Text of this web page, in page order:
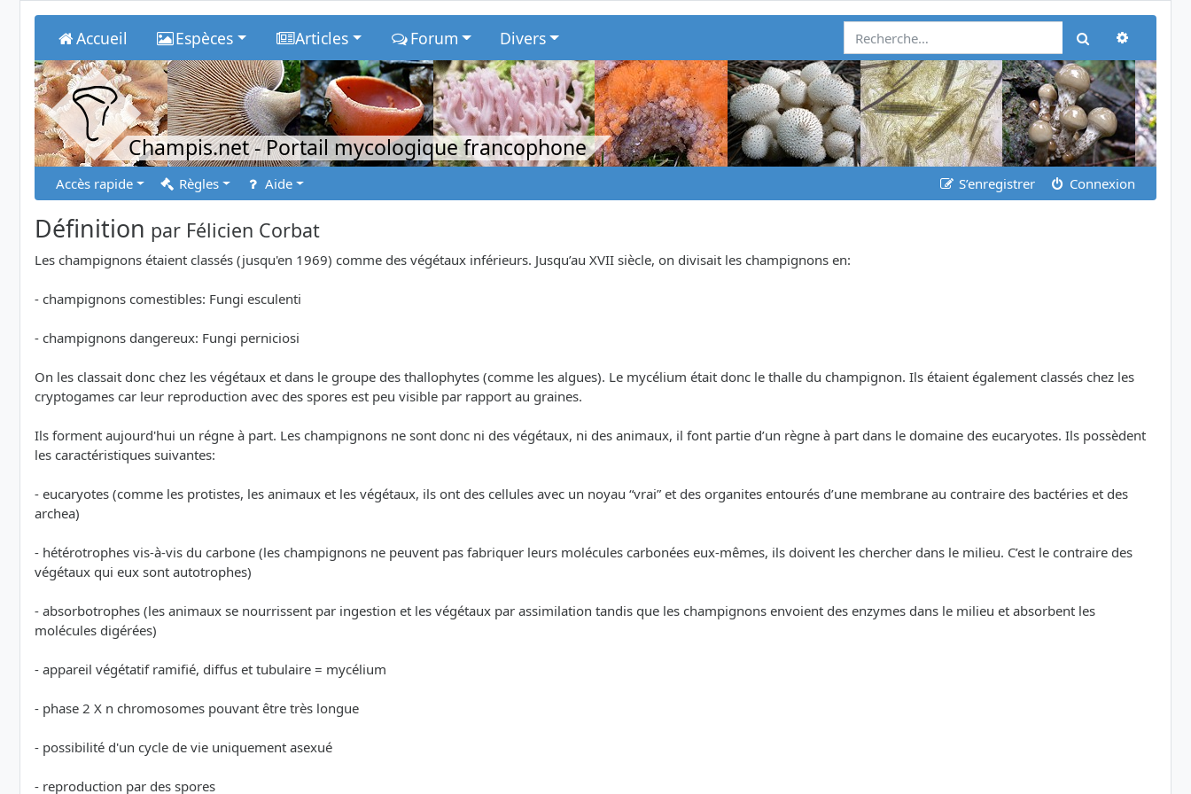
Accueil Espèces Articles Forum Divers Rechercher
Champis.net- Portail mycologique francophone
Accès rapide Règles Aide S’enregistrer Connexion
Définition par Félicien Corbat
Les champignons étaient classés (jusqu'en 1969) comme des végétaux inférieurs. Jusqu’au XVII siècle, on divisait les champignons en:
- champignons comestibles: Fungi esculenti
- champignons dangereux: Fungi perniciosi
On les classait donc chez les végétaux et dans le groupe des thallophytes (comme les algues). Le mycélium était donc le thalle du champignon. Ils étaient également classés chez les
cryptogames car leur reproduction avec des spores est peu visible par rapport au graines.
Ils forment aujourd'hui un régne à part. Les champignons ne sont donc ni des végétaux, ni des animaux, il font partie d’un règne à part dans le domaine des eucaryotes. Ils possèdent
les caractéristiques suivantes:
- eucaryotes (comme les protistes, les animaux et les végétaux, ils ont des cellules avec un noyau “vrai” et des organites entourés d’une membrane au contraire des bactéries et des
archea)
- hétérotrophes vis-à-vis du carbone (les champignons ne peuvent pas fabriquer leurs molécules carbonées eux-mêmes, ils doivent les chercher dans le milieu. C’est le contraire des
végétaux qui eux sont autotrophes)
- absorbotrophes (les animaux se nourrissent par ingestion et les végétaux par assimilation tandis que les champignons envoient des enzymes dans le milieu et absorbent les
molécules digérées)
- appareil végétatif ramifié, diffus et tubulaire = mycélium
- phase 2 X n chromosomes pouvant être très longue
- possibilité d'un cycle de vie uniquement asexué
- reproduction par des spores